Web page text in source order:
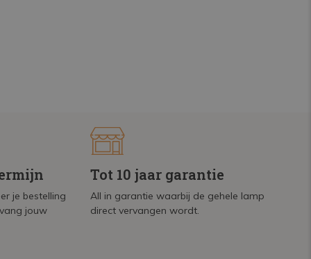
je bestelling
jouw
Tot 10 jaar garantie
All in garantie waarbij de gehele lamp
direct vervangen wordt.